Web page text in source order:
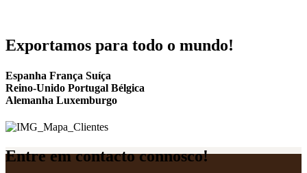
Exportamos para todo o mundo!
Espanha França Suíça
Reino-Unido Portugal Bélgica
Alemanha Luxemburgo
Entre em contacto connosco!